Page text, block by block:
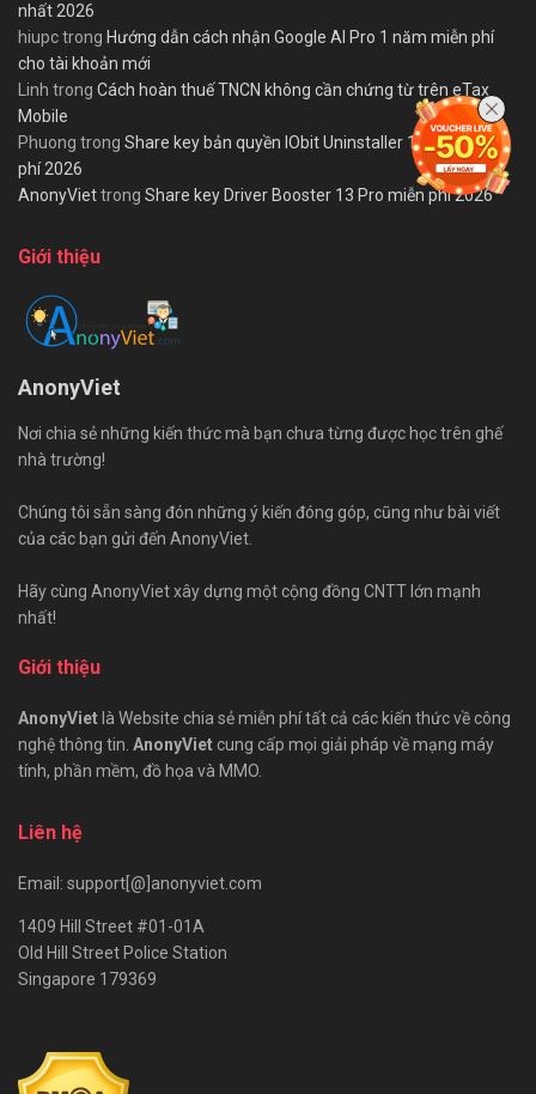
nhất 2026
hiupctrong Hướng dẫn cách nhận Google AI Pro 1 năm miễn phí
cho tài khoản mới
Linh trong Cách hoàn thuế TNCN không cần chứng từ trên eTax
Mobile
Phuong trong Share key bản quyền IObit Uninstaller 15 PRO miễn
phí 2026
AnonyViettrong Share key Driver Booster 13 Pro miễn phí 2026
Giới thiệu
AnonyViet
Nơi chia sẻ những kiến thức mà bạn chưa từng được học trên ghế
nhà trường!
Chúng tôi sẵn sàng đón những ý kiến đóng góp, cũng như bài viết
của các bạn gửi đến AnonyViet.
Hãy cùng AnonyViet xây dựng một cộng đồng CNTT lớn mạnh
nhất!
Giới thiệu
AnonyViet là Website chia sẻ miễn phí tất cả các kiến thức về công
nghệ thông tin. AnonyViet cung cấp mọi giải pháp về mạng máy
tính, phần mềm, đồ họa và MMO.
Liên hệ
Email: support[@]anonyviet.com
1409 Hill Street #01-01A
Old Hill Street Police Station
Singapore 179369